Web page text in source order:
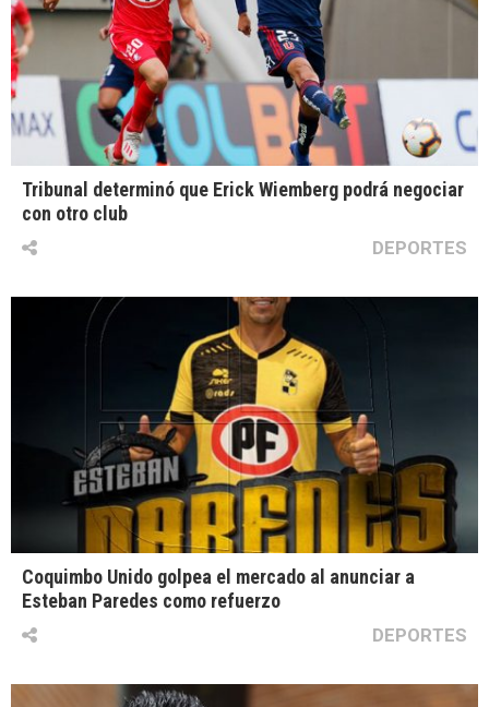
Tribunal determinó que Erick Wiemberg podrá negociar
con otro club
DEPORTES
Coquimbo Unido golpea el mercado al anunciar a
Esteban Paredes como refuerzo
DEPORTES